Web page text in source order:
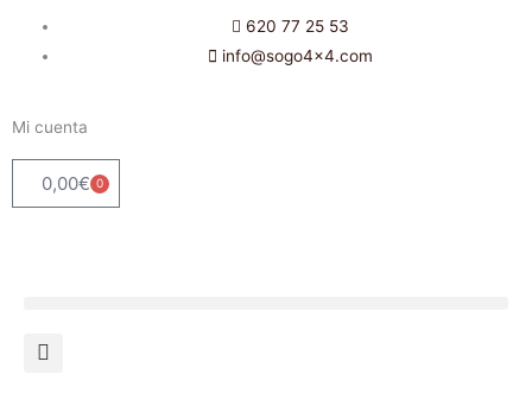
620 77 25 53
info@sogo4x4.com
Mi cuenta
0,00€ 0
Carrito